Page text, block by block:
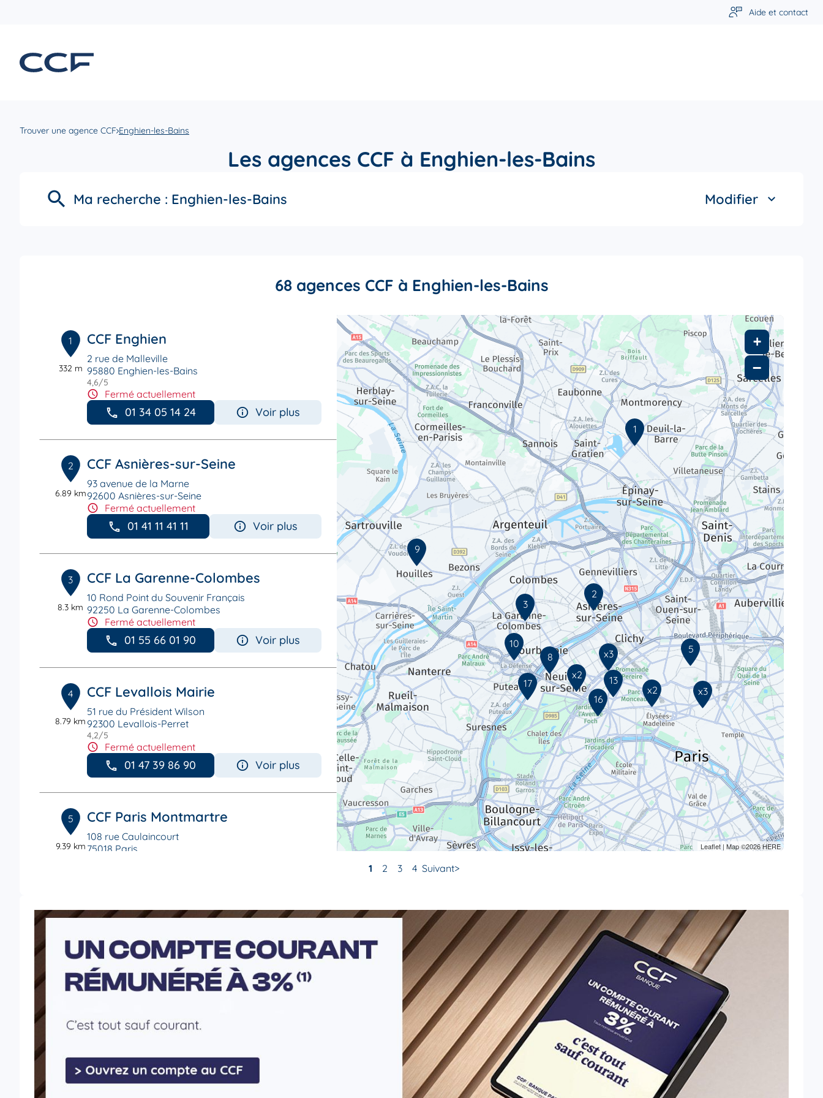
Aide et contact
Trouver une agence CCF Enghien-les-Bains
Les agences CCF à Enghien-les-Bains
Ma recherche : Enghien-les-Bains Modifier
68 agences CCF à Enghien-les-Bains
1
332 m
CCF Enghien
2 rue de Malleville
95880 Enghien-les-Bains
4,6/5
Fermé actuellement
01 34 05 14 24 Voir plus
2
6.89 km
CCF Asnières-sur-Seine
93 avenue de la Marne
92600 Asnières-sur-Seine
Fermé actuellement
01 41 11 41 11 Voir plus
3
8.3 km
CCF La Garenne-Colombes
10 Rond Point du Souvenir Français
92250 La Garenne-Colombes
Fermé actuellement
01 55 66 01 90 Voir plus
4
8.79 km
CCF Levallois Mairie
51 rue du Président Wilson
92300 Levallois-Perret
4,2/5
Fermé actuellement
01 47 39 86 90 Voir plus
5
9.39 km
CCF Paris Montmartre
108 rue Caulaincourt
75018 Paris
6
9.48 km
CCF Paris Pereire
8 place du Maréchal Juin
75017 Paris
4,6/5Note de 4.6 sur 5
CCF Paris Batignolles
8 Place du Maréchal Juin
9
5
x3
1
3
16
13
x2
17
10
8
x2
2
x3
+
−
Leaflet| Map ©2026HERE
1 2 3 4 Suivant